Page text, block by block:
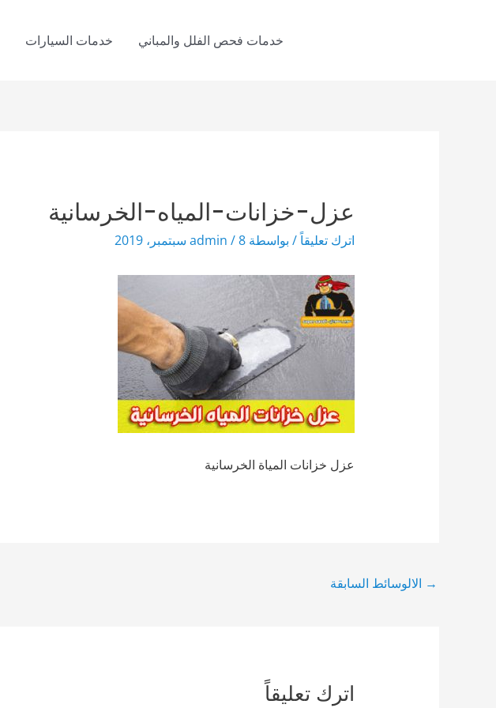
خدمات فحص الفلل والمباني خدمات السيارات
عزل-خزانات-المياه-الخرسانية
اترك تعليقاً/ بواسطة admin/8 سبتمبر، 2019
عزل خزانات المياة الخرسانية
Post→ الالوسائط السابقة
اترك تعليقاً